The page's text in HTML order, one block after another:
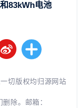
83kWh电池
切版权均归源网站
除。邮箱：